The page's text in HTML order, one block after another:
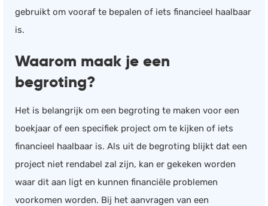
Offerte
Workflowmanagement
Planning
Webshop
Kassa
Voorraadbeheer
ERP
gebruikt om vooraf te bepalen of iets financieel haalbaar
is.
Waarom maak je een
begroting?
Het is belangrijk om een begroting te maken voor een
boekjaar of een specifiek project om te kijken of iets
financieel haalbaar is. Als uit de begroting blijkt dat een
project niet rendabel zal zijn, kan er gekeken worden
waar dit aan ligt en kunnen financiële problemen
voorkomen worden. Bij het aanvragen van een